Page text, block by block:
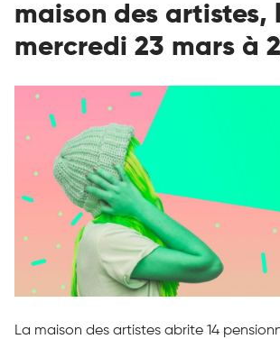
maison des artistes,
mercredi 23 mars à
La maison des artistes abrite 14